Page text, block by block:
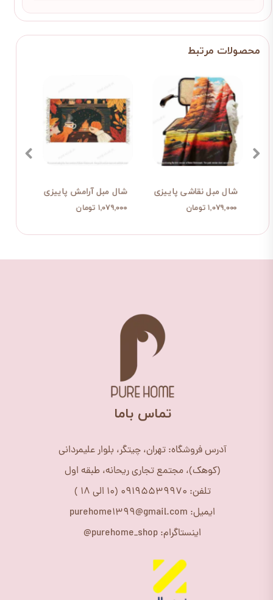
شال مبل آرامش پاییزی
۱,۰۷۹,۰۰۰ تومان
شال مبل نقاشی پاییزی
۱,۰۷۹,۰۰۰ تومان
​تماس باما
آدرس فروشگاه: تهران، چیتگر، بلوار علیمردانی
(کوهک)، مجتمع تجاری ریحانه، طبقه اول
تلفن: 09195539970 (10 الی 18 )
ایمیل: purehome1399@gmail.com
اینستاگرام: purehome_shop@